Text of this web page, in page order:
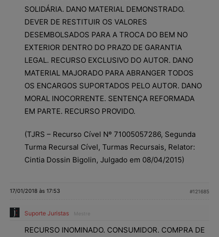
SOLIDÁRIA. DANO MATERIAL DEMONSTRADO.
DEVER DE RESTITUIR OS VALORES
DESEMBOLSADOS PARA A TROCA DO BEM NO
EXTERIOR DENTRO DO PRAZO DE GARANTIA
LEGAL. RECURSO EXCLUSIVO DO AUTOR. DANO
MATERIAL MAJORADO PARA ABRANGER TODOS
OS ENCARGOS SUPORTADOS PELO AUTOR. DANO
MORAL INOCORRENTE. SENTENÇA REFORMADA
EM PARTE. RECURSO PROVIDO.
(TJRS – Recurso Cível Nº 71005057286, Segunda
Turma Recursal Cível, Turmas Recursais, Relator:
Cintia Dossin Bigolin, Julgado em 08/04/2015)
17/01/2018 às 17:53 #121685
Suporte Juristas Mestre
RECURSO INOMINADO. CONSUMIDOR. COMPRA DE